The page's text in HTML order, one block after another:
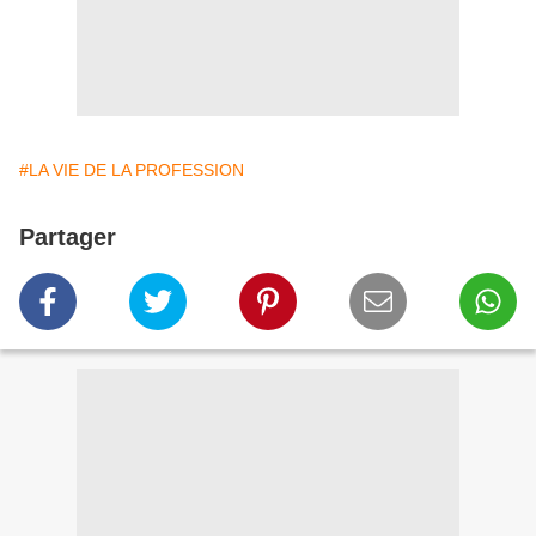
#LA VIE DE LA PROFESSION
Partager